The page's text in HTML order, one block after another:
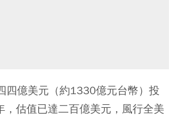
四億美元（約1330億元台幣）投
估值已達二百億美元，風行全美